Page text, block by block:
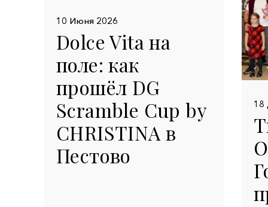
10 Июня 2026
Dolce Vita на
поле: как
прошёл DG
Scramble Cup by
CHRISTINA в
Пестово
18